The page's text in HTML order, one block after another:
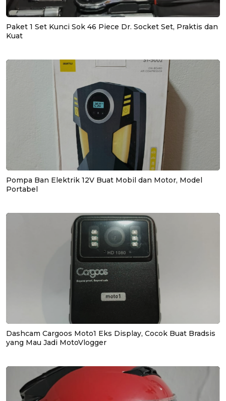
Paket 1 Set Kunci Sok 46 Piece Dr. Socket Set, Praktis dan
Kuat
Pompa Ban Elektrik 12V Buat Mobil dan Motor, Model
Portabel
Dashcam Cargoos Moto1 Eks Display, Cocok Buat Bradsis
yang Mau Jadi MotoVlogger